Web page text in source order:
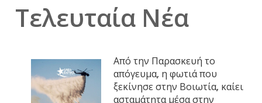
Τελευταία Νέα
Από την Παρασκευή το
απόγευμα, η φωτιά που
ξεκίνησε στην Βοιωτία, καίει
ασταμάτητα μέσα στην